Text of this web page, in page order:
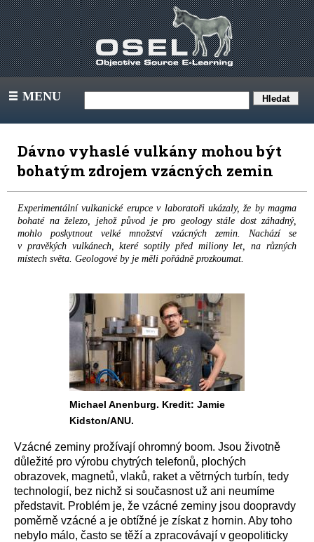
III MENU
Dávno vyhaslé vulkány mohou být
bohatým zdrojem vzácných zemin
Experimentální vulkanické erupce v laboratoři ukázaly, že by magma
bohaté na železo, jehož původ je pro geology stále dost záhadný,
mohlo poskytnout velké množství vzácných zemin. Nachází se
v pravěkých vulkánech, které soptily před miliony let, na různých
místech světa. Geologové by je měli pořádně prozkoumat.
Michael Anenburg. Kredit: Jamie
Kidston/ANU.
Vzácné zeminy prožívají ohromný boom. Jsou životně
důležité pro výrobu chytrých telefonů, plochých
obrazovek, magnetů, vlaků, raket a větrných turbín, tedy
technologií, bez nichž si současnost už ani neumíme
představit. Problém je, že vzácné zeminy jsou doopravdy
poměrně vzácné a je obtížné je získat z hornin. Aby toho
nebylo málo, často se těží a zpracovávají v geopoliticky